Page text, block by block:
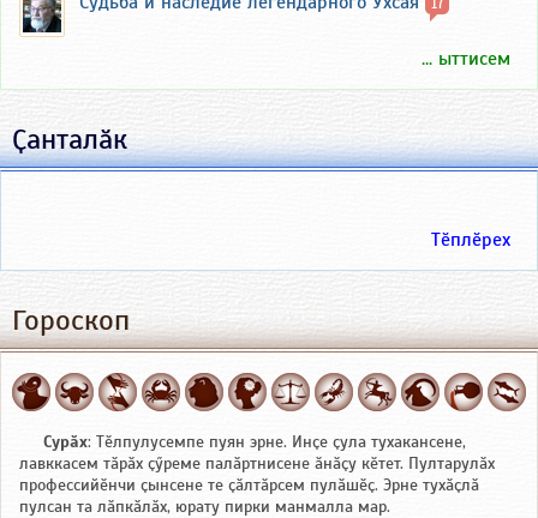
... ыттисем
Ҫанталӑк
Тӗплӗрех
Гороскоп
Сурӑх: Тӗлпулусемпе пуян эрне. Инҫе ҫула тухакансене,
лавккасем тӑрӑх ҫӳреме палӑртнисене ӑнӑҫу кӗтет. Пултарулӑх
профессийӗнчи ҫынсене те ҫӑлтӑрсем пулӑшӗҫ. Эрне тухӑҫлӑ
пулсан та лӑпкӑлӑх, юрату пирки манмалла мар.